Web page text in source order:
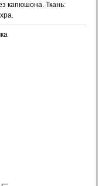
капюшона. Ткань: